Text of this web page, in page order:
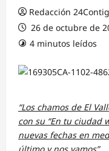
Redacción
26 de octubre de
4 minutos leídos
“Los chamos de El
con su “En tu ciudad
nuevas fechas en